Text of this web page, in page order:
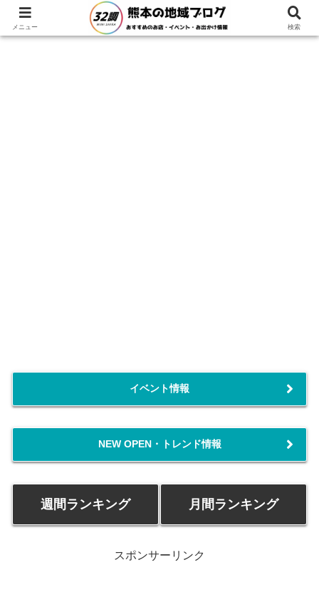
イベント情報
NEW OPEN・トレンド情報
週間ランキング 月間ランキング
スポンサーリンク
メニュー 検索